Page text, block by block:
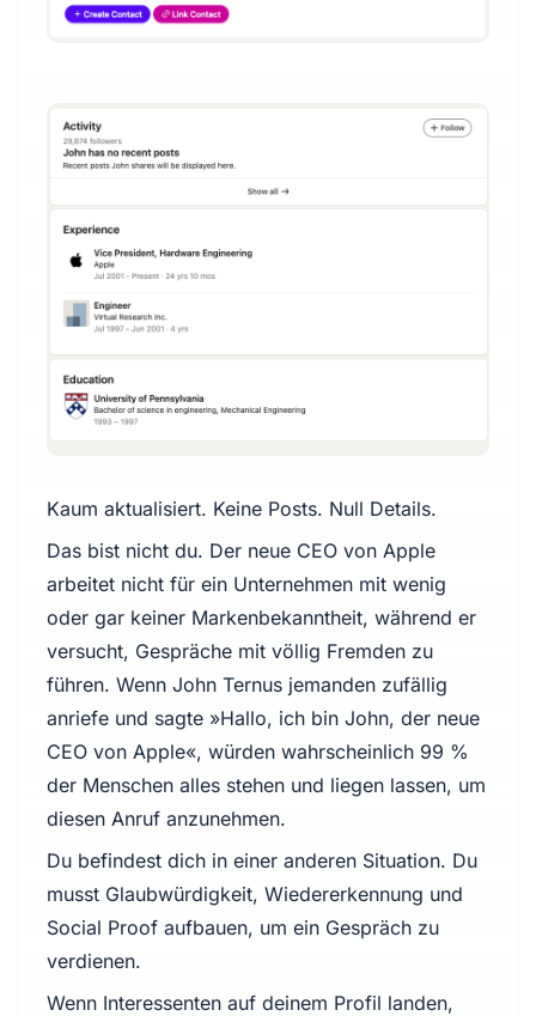
Kaum aktualisiert. Keine Posts. Null Details.
Das bist nicht du. Der neue CEO von Apple
arbeitet nicht für ein Unternehmen mit wenig
oder gar keiner Markenbekanntheit, während er
versucht, Gespräche mit völlig Fremden zu
führen. Wenn John Ternus jemanden zufällig
anriefe und sagte »Hallo, ich bin John, der neue
CEO von Apple«, würden wahrscheinlich 99 %
der Menschen alles stehen und liegen lassen, um
diesen Anruf anzunehmen.
Du befindest dich in einer anderen Situation. Du
musst Glaubwürdigkeit, Wiedererkennung und
Social Proof aufbauen, um ein Gespräch zu
verdienen.
Wenn Interessenten auf deinem Profil landen,